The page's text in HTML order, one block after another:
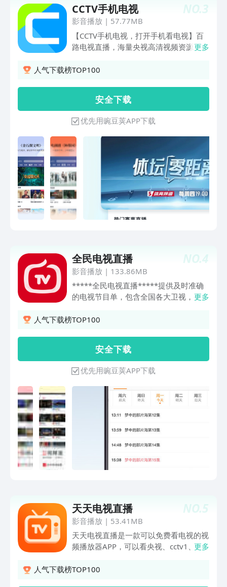
b站和a站上玩过弹幕吗？现在可以一边
看一边发弹幕了，无论是追看电视剧时候
的情感起伏，还是看体育赛事的精彩紧
张，总会和志同道合的小伙伴和你一起体
验，看电视这件事也变得更加欢乐了呢。
线路、多种播放清晰度切换，换台换线路
操作便捷，还会根据你的网络状况自动切
换可播放的源，总之，让你的直播播放高
清且流畅为止！ 【个性化】支持自定义
频道，把喜欢的直播都添加进来吧 【能
投屏】支持投屏功能，把直播投到电视上
NO.3
CCTV手机电视
影音播放 | 57.77MB
【CCTV手机电视，打开手机看电视】百
路电视直播，海量央视高清视频资源，从
体育、影视、娱乐、军事、科教、纪实、
道，中超、乒乓球等热门赛事直播供您选
择。提供直播节目预约、回看功能，支持
一键投屏、倍速播放、音频播放，还可观
看4K超高清、VR视频节目，精彩不容错
过！新闻资讯、相声小品、戏曲评书、有
声书、广播等音频节目汇聚“听专区”。支
持直播回听、音频收藏、后台播放功能，
随时倾听品质之声。【新闻资讯即刻知，
热门节目畅快看】新闻直播间、朝闻天
下、新闻联播、新闻1+1、焦点访谈、今
日关注、防务新观察、军武零距离、中国
讲坛、朗读者、等着我、今日说法、故事
里的中国、天下足球、航拍中国、舌尖上
的中国等多档经典栏目，寓教于乐精彩无
限！【精彩节目持续更新】《金石探文
明》以“金石不朽，文明永续”为主题，是
总台聚焦中华文明探源推出的又一精品力
簋、毛公鼎、石鼓、熹平石经等具有证经
补史价值的金石重器为载体，探寻古代中
国与现代中国的文化脉络，以“金石”为
钥，叩问历史，照见未来，继续为“何以
非物质文化遗产宣纸制作技艺的电视剧作
品，被列为安徽文艺创作“一号工程”。该
剧讲述在北京工作的林依然因母亲患病选
择回乡考公，入职桃花镇经发办后，为拯
业，通过开发宣纸笔记本、拉取北京宣纸
壁纸订单、筹办文房四宝文化节等方式助
力产业转型，并与宣纸匠人宣楌共同探索
岭，不仅仅是保护一座山，而是在守护我
们的生态安全屏障，守护中华民族的历史
文脉，守护我们共同的精神家园。这也是
纪录片《秦岭·家园》想要表达的核心立
意。
更多
人气下载榜TOP100
安 全 下 载
优先用豌豆荚APP下载
NO.4
全民电视直播
影音播放 | 133.86MB
*****全民电视直播*****提供及时准确
的电视节目单，包含全国各大卫视，央视
有：央视 CCTV1新闻综合，CCTV2财
电影，CCTV7军事农业，CCTV8电视剧，
CCTV9记录，CCTV10科技，CCTV11戏
曲，CCTV12社会与法，CCTV13新闻，
CCTV14少儿，CCTV15音乐卫视 湖南卫
视，卫视，浙江卫视，东方卫视，江苏卫
川卫视，深圳卫视，山东卫视，吉林卫
视，天津卫视，安徽卫视，广东卫视，湖
北卫视，重庆卫视。***热剧老剧***
《对你的爱很美》《重案六组》《父母爱
1600+，包含cctv1、cctv5等各中央电视
台、浙江卫视（中国蓝TV）、东方卫
视、江苏卫视、湖南卫视（芒果TV）等
各大卫视节目单！还有四海钓鱼、风云足
珠江、上海教育、新闻、四川影视文艺、
更多
人气下载榜TOP100
安 全 下 载
优先用豌豆荚APP下载
NO.5
天天电视直播
影音播放 | 53.41MB
天天电视直播是一款可以免费看电视的视
频播放器APP，可以看央视、cctv1、
是汇聚了电视、电影、综艺、资讯的视频
更多
人气下载榜TOP100